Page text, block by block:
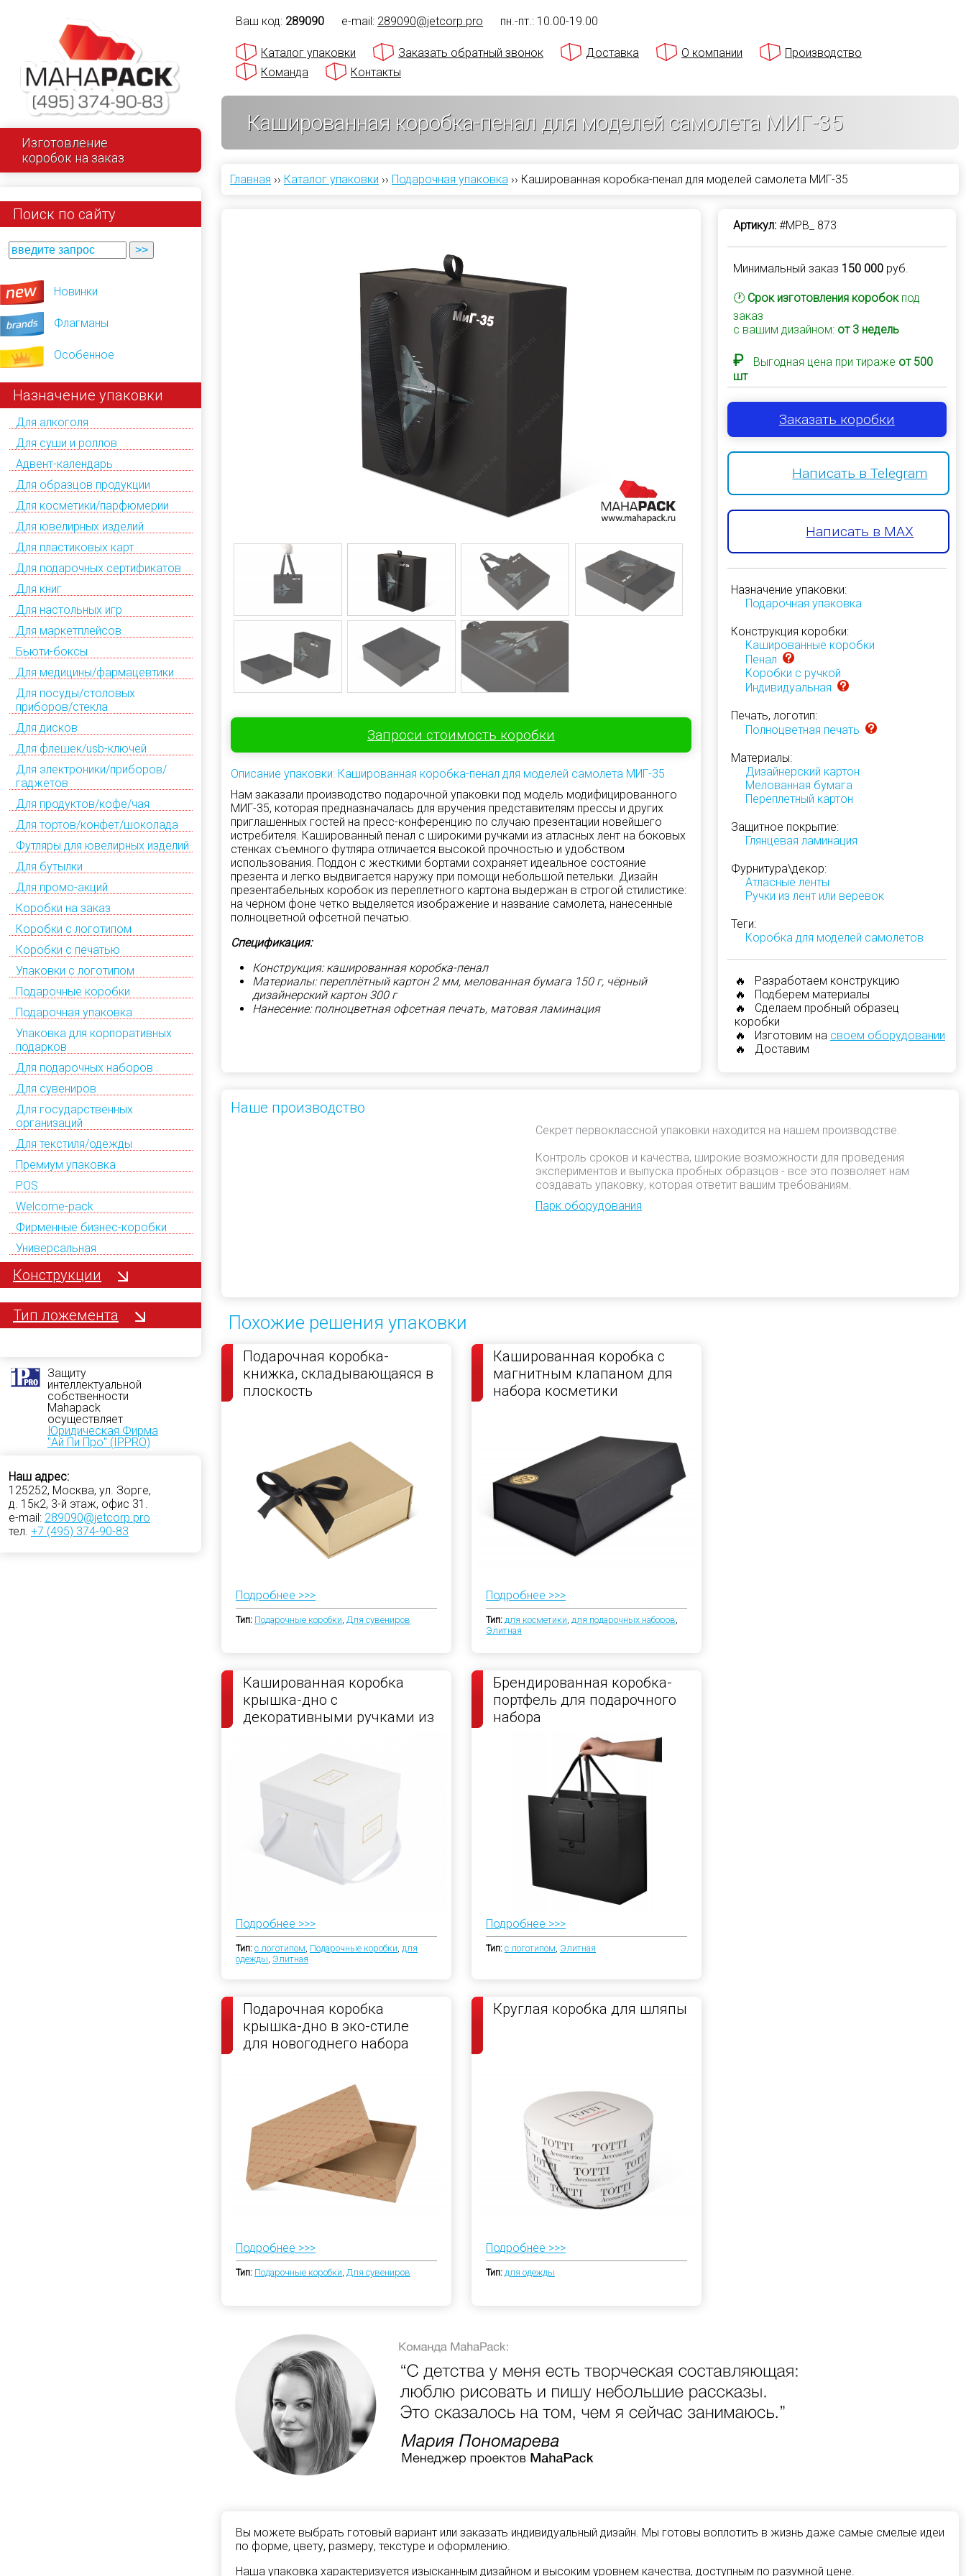
Изготовление
коробок на заказ
Поиск по сайту
Новинки
Флагманы
Особенное
Назначение упаковки
Для алкоголя
Для суши и роллов
Адвент-календарь
Для образцов продукции
Для косметики/парфюмерии
Для ювелирных изделий
Для пластиковых карт
Для подарочных сертификатов
Для книг
Для настольных игр
Для маркетплейсов
Бьюти-боксы
Для медицины/фармацевтики
Для посуды/столовых
приборов/стекла
Для дисков
Для флешек/usb-ключей
Для электроники/приборов/
гаджетов
Для продуктов/кофе/чая
Для тортов/конфет/шоколада
Футляры для ювелирных изделий
Для бутылки
Для промо-акций
Коробки на заказ
Коробки с логотипом
Коробки с печатью
Упаковки с логотипом
Подарочные коробки
Подарочная упаковка
Упаковка для корпоративных
подарков
Для подарочных наборов
Для сувениров
Для государственных
организаций
Для текстиля/одежды
Премиум упаковка
POS
Welcome-pack
Фирменные бизнес-коробки
Универсальная
Конструкции
Тип ложемента
Защиту
интеллектуальной
собственности
Mahapack
осуществляет
Юридическая Фирма
"Ай Пи Про" (IPPRO)
Наш адрес:
125252, Москва, ул. Зорге,
д. 15к2, 3-й этаж, офис 31.
e-mail: 289090@jetcorp.pro
тел. +7 (495) 374-90-83
Ваш код: 289090 e-mail: 289090@jetcorp.pro пн.-пт.: 10.00-19.00
Каталог упаковки Заказать обратный звонок Доставка О компании
Производство
Команда
Контакты
Кашированная коробка-пенал для моделей самолета МИГ-35
Главная ›› Каталог упаковки ›› Подарочная упаковка ›› Кашированная коробка-пенал для моделей самолета МИГ-35
Запроси стоимость коробки
Описание упаковки: Кашированная коробка-пенал для моделей самолета МИГ-35
Нам заказали производство подарочной упаковки под модель модифицированного
МИГ-35, которая предназначалась для вручения представителям прессы и других
приглашенных гостей на пресс-конференцию по случаю презентации новейшего
истребителя. Кашированный пенал с широкими ручками из атласных лент на боковых
стенках съемного футляра отличается высокой прочностью и удобством
использования. Поддон с жесткими бортами сохраняет идеальное состояние
презента и легко выдвигается наружу при помощи небольшой петельки. Дизайн
презентабельных коробок из переплетного картона выдержан в строгой стилистике:
на черном фоне четко выделяется изображение и название самолета, нанесенные
полноцветной офсетной печатью.
Спецификация:
Конструкция: кашированная коробка-пенал
Материалы: переплётный картон 2 мм, мелованная бумага 150 г, чёрный
дизайнерский картон 300 г
Нанесение: полноцветная офсетная печать, матовая ламинация
Артикул:#MPB_ 873
Минимальный заказ 150 000руб.
🕐 Срок изготовления коробокпод
заказ
с вашим дизайном: от 3 недель
₽ Выгодная цена при тираже от 500
шт
Заказать коробки
Написать в Telegram
Написать в MAX
Назначение упаковки:
Подарочная упаковка
Конструкция коробки:
Кашированные коробки
Пенал
Коробки с ручкой
Индивидуальная
Печать, логотип:
Полноцветная печать
Материалы:
Дизайнерский картон
Мелованная бумага
Переплетный картон
Защитное покрытие:
Глянцевая ламинация
Фурнитура\декор:
Атласные ленты
Ручки из лент или веревок
Теги:
Коробка для моделей самолетов
🔥 Разработаем конструкцию
🔥 Подберем материалы
🔥 Сделаем пробный образец
коробки
🔥 Изготовим на своем оборудовании
🔥 Доставим
Наше производство
Секрет первоклассной упаковки находится на нашем производстве.
Контроль сроков и качества, широкие возможности для проведения
экспериментов и выпуска пробных образцов - все это позволяет нам
создавать упаковку, которая ответит вашим требованиям.
Парк оборудования
Похожие решения упаковки
Подарочная коробка-
книжка, складывающаяся в
плоскость
Подробнее >>>
Тип: Подарочные коробки, Для сувениров
Кашированная коробка с
магнитным клапаном для
набора косметики
Подробнее >>>
Тип: для косметики, для подарочных наборов,
Элитная
Кашированная коробка
крышка-дно с
декоративными ручками из
Подробнее >>>
Тип: с логотипом, Подарочные коробки, для
одежды, Элитная
Брендированная коробка-
портфель для подарочного
набора
Подробнее >>>
Тип: с логотипом, Элитная
Подарочная коробка
крышка-дно в эко-стиле
для новогоднего набора
Подробнее >>>
Тип: Подарочные коробки, Для сувениров
Круглая коробка для шляпы
Подробнее >>>
Тип: для одежды
Вы можете выбрать готовый вариант или заказать индивидуальный дизайн. Мы готовы воплотить в жизнь даже самые смелые идеи
по форме, цвету, размеру, текстуре и оформлению.
Наша упаковка характеризуется изысканным дизайном и высоким уровнем качества, доступным по разумной цене.